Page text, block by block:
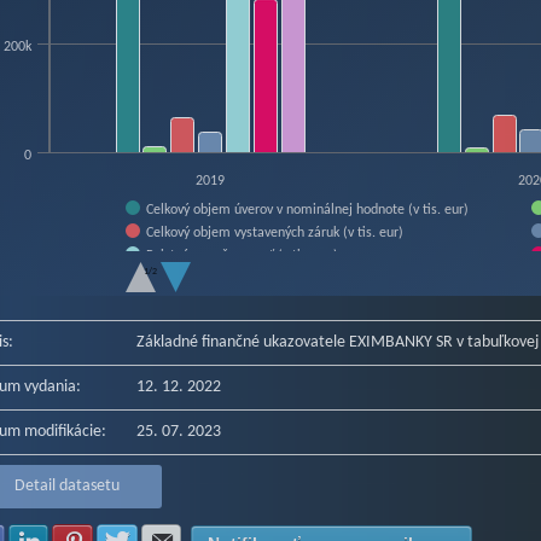
Celkový objem úverov v nominálnej hodnote (v tis. eur)
Celkový objem vystavených záruk (v tis. eur)
Bilančná suma (v tis. eur)
1/2
2019
0
200k
Základné finančné ukazovatele EXIMBANKY SR v
vydania: 12. 12. 2022
modifikácie: 25. 07. 2023
Detail datasetu